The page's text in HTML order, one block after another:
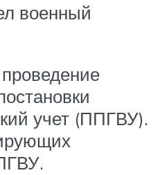
военный
учет (ППГВУ).